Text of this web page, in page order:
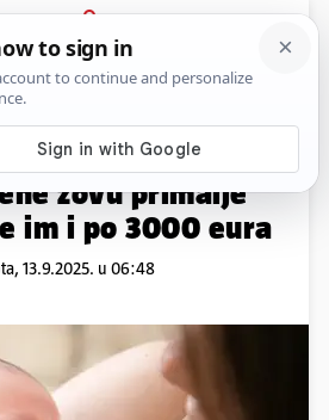
PRIJAVA
News Komentari
PLUS+
u Hrvatskoj nije
zovu primalje
im i po 3000 eura
13.9.2025. u 06:48